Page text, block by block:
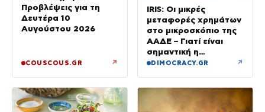
Προβλέψεις για τη
Δευτέρα 10
Αυγούστου 2026
COUSCOUS.GR ↗
IRIS: Οι μικρές
μεταφορές χρημάτων
στο μικροσκόπιο της
ΑΑΔΕ – Γιατί είναι
σημαντική η
αιτιολογία
DIMOCRACY.GR ↗